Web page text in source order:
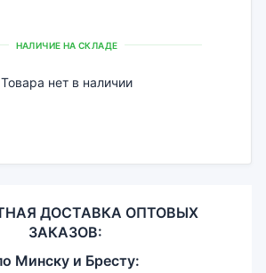
НАЛИЧИЕ НА СКЛАДЕ
Товара нет в наличии
ДОСТАВКА ОПТОВЫХ
ЗАКАЗОВ:
Минску и Бресту: